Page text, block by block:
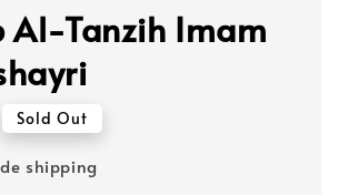
Al-Tanzih Imam
Sold Out
shipping